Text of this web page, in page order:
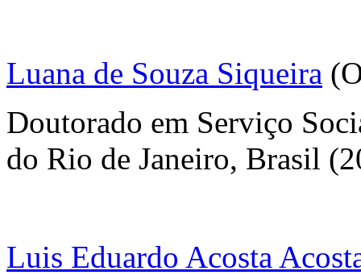
Luana de Souza Siqueira
Doutorado em Serviço
do Rio de Janeiro, Brasil
Luis Eduardo Acosta